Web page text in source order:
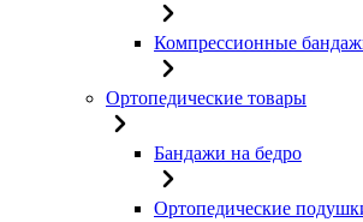
Компрессионные
Ортопедические товары
Бандажи на бедро
Ортопедические